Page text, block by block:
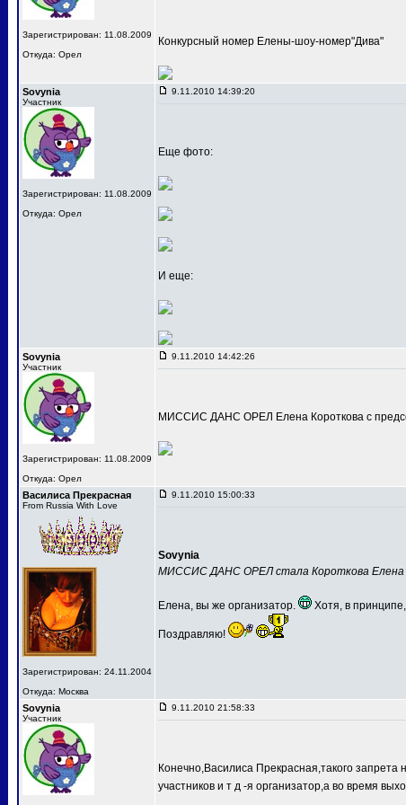
Зарегистрирован: 11.08.2009
Откуда: Орел
Конкурсный номер Елены-шоу-номер"Дива"
Sovynia
Участник
Зарегистрирован: 11.08.2009
Откуда: Орел
9.11.2010 14:39:20
Еще фото:
И еще:
Sovynia
Участник
Зарегистрирован: 11.08.2009
Откуда: Орел
9.11.2010 14:42:26
МИССИС ДАНС ОРЕЛ Елена Короткова с
Василиса Прекрасная
From Russia With Love
Зарегистрирован: 24.11.2004
Откуда: Москва
9.11.2010 15:00:33
Sovynia
МИССИС ДАНС ОРЕЛ стала Короткова Елена
Елена, вы же организатор. Хотя, в принципе,
Поздравляю!
Sovynia
Участник
9.11.2010 21:58:33
Конечно,Василиса Прекрасная,такого
участников и т д -я организатор,а во время